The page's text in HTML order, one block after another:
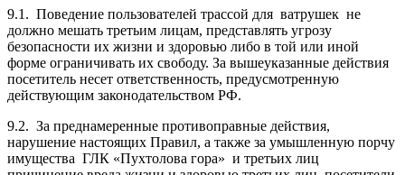
9.1. Поведение пользователей трассой для ватрушек не
должно мешать третьим лицам, представлять угрозу
безопасности их жизни и здоровью либо в той или иной
форме ограничивать их свободу. За вышеуказанные действия
посетитель несет ответственность, предусмотренную
действующим законодательством РФ.
9.2. За преднамеренные противоправные действия,
нарушение настоящих Правил, а также за умышленную порчу
имущества ГЛК «Пухтолова гора» и третьих лиц